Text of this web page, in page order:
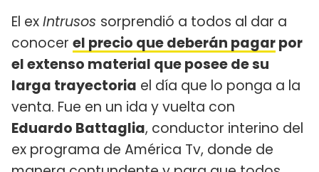
El exIntrusos sorprendió a todos al dar a
conocer el precio que deberán pagarpor
el extenso material que posee de su
larga trayectoria el día que lo ponga a la
venta. Fue en un ida y vuelta con
Eduardo Battaglia, conductor interino del
ex programa de América Tv, donde de